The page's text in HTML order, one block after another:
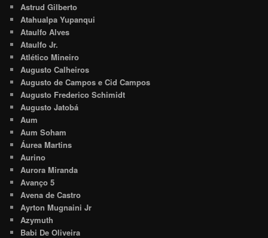
Astrud Gilberto
Atahualpa Yupanqui
Ataulfo Alves
Ataulfo Jr.
Atlético Mineiro
Augusto Calheiros
Augusto de Campos e Cid Campos
Augusto Frederico Schimidt
Augusto Jatobá
Aum
Aum Soham
Áurea Martins
Aurino
Aurora Miranda
Avanço 5
Avena de Castro
Ayrton Mugnaini Jr
Azymuth
Babi De Oliveira